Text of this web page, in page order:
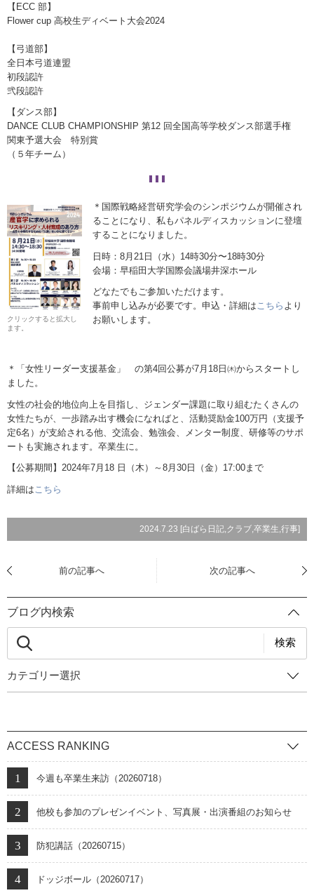
【ECC 部】
Flower cup 高校生ディベート大会2024
【弓道部】
全日本弓道連盟
初段認許
弐段認許
【ダンス部】
DANCE CLUB CHAMPIONSHIP 第12 回全国高等学校ダンス部選手権
関東予選大会 特別賞
（５年チーム）
クリックすると拡大し
ます。
＊国際戦略経営研究学会のシンポジウムが開催され
ることになり、私もパネルディスカッションに登壇
することになりました。
日時：8月21日（水）14時30分〜18時30分
会場：早稲田大学国際会議場井深ホール
どなたでもご参加いただけます。
事前申し込みが必要です。申込・詳細はこちら より
お願いします。
＊「女性リーダー支援基金」 の第4回公募が7月18日㈭からスタートし
ました。
女性の社会的地位向上を目指し、ジェンダー課題に取り組むたくさんの
女性たちが、一歩踏み出す機会になればと、活動奨励金100万円（支援予
定6名）が支給される他、交流会、勉強会、メンター制度、研修等のサポ
ートも実施されます。卒業生に。
【公募期間】2024年7月18 日（木）～8月30日（金）17:00まで
詳細は こちら
2024.7.23 [白ばら日記 クラブ 卒業生 行事]
前の記事へ 次の記事へ
ブログ内検索
検索
カテゴリー選択
ACCESS RANKING
今週も卒業生来訪（20260718）
他校も参加のプレゼンイベント、写真展・出演番組のお知らせ
防犯講話（20260715）
ドッジボール（20260717）